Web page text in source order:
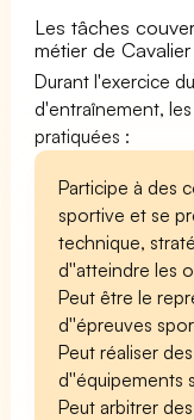
Les tâches
métier de
Durant l'exercice
d'entraînement,
pratiquées :
Participe à des
sportive et se
technique,
d''atteindre les
Peut être le
d''épreuves
Peut réaliser
d''équipements
Peut arbitrer